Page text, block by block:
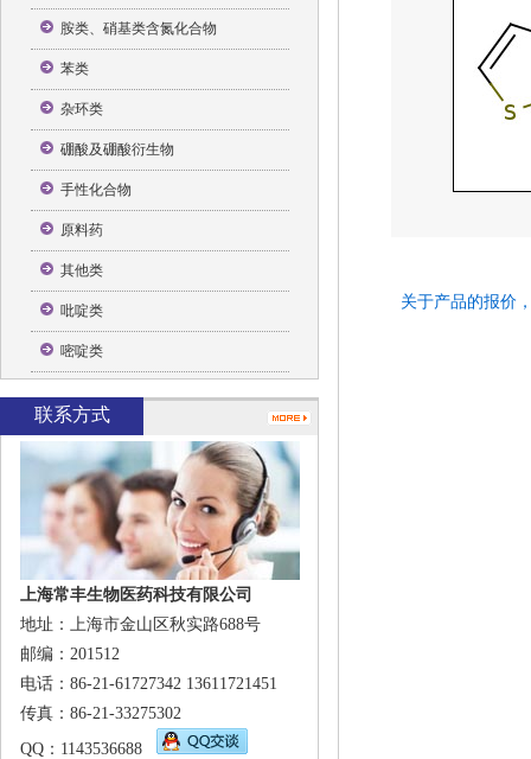
胺类、硝基类含氮化合物
苯类
杂环类
硼酸及硼酸衍生物
手性化合物
原料药
其他类
吡啶类
嘧啶类
联系方式
上海常丰生物医药科技有限公司
地址：上海市金山区秋实路688号
邮编：201512
电话：86-21-61727342 13611721451
传真：86-21-33275302
QQ：1143536688
关于产品的报价